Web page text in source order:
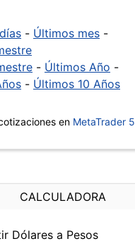
- Últimos mes -
- Últimos Año -
- Últimos 10 Años
en MetaTrader 5
CALCULADORA
Dólares a Pesos